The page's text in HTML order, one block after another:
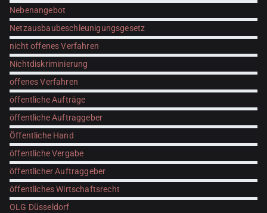
Nebenangebot
Netzausbaubeschleunigungsgesetz
nicht offenes Verfahren
Nichtdiskriminierung
offenes Verfahren
öffentliche Aufträge
öffentliche Auftraggeber
Öffentliche Hand
öffentliche Vergabe
öffentlicher Auftraggeber
öffentliches Wirtschaftsrecht
OLG Düsseldorf